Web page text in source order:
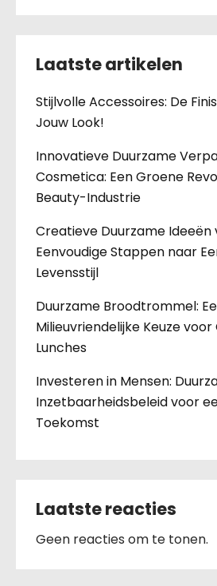
Laatste artikelen
Stijlvolle Accessoires: De
Jouw Look!
Innovatieve Duurzame
Cosmetica: Een Groene
Beauty-Industrie
Creatieve Duurzame Ideeën
Eenvoudige Stappen naar
Levensstijl
Duurzame Broodtrommel:
Milieuvriendelijke Keuze
Lunches
Investeren in Mensen:
Inzetbaarheidsbeleid voor
Toekomst
Laatste reacties
Geen reacties om te tonen.